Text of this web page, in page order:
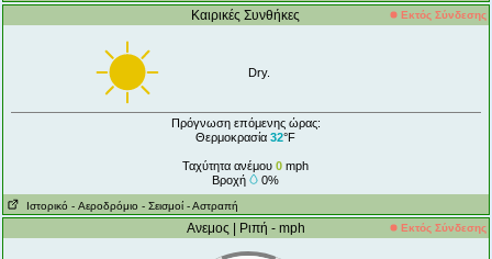
Καιρικές Συνθήκες Εκτός Σύνδεσης
Dry.
Πρόγνωση επόμενης ώρας:
Θερμοκρασία32°F
Ταχύτητα ανέμου 0 mph
Βροχή
0%
Ιστορικό - Aεροδρόμιο - Σεισμοί - Αστραπή
Ανεμος | Ριπή - mph Εκτός Σύνδεσης